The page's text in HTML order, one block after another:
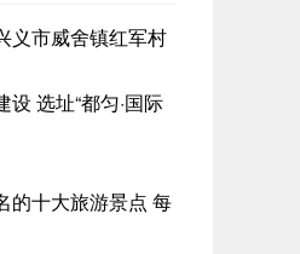
粉黛青绿」主题
南翠园宫焕新启
："做攻略"竟然
市威舍镇红军村
选址“都匀·国际
十大旅游景点 每